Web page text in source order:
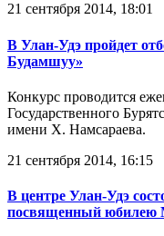
21 сентября 2014, 18:01
В Улан-Удэ пройдет
Будамшуу»
Конкурс проводится
Государственного
имени Х. Намсараева.
21 сентября 2014, 16:15
В центре Улан-Удэ
посвященный юбилею